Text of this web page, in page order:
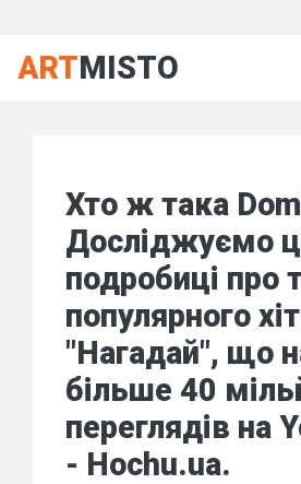
ARTMISTO
Хто ж така
Досліджуємо
подробиці про
популярного
"Нагадай", що
більше 40
переглядів на
- Hochu.ua.